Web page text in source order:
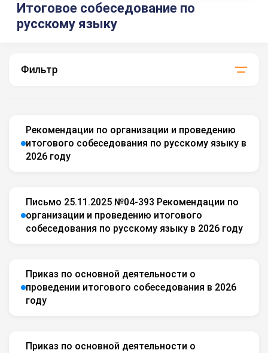
Итоговое собеседование по
русскому языку
Фильтр
Рекомендации по организации и проведению
итогового собеседования по русскому языку в
2026 году
Письмо 25.11.2025 №04-393 Рекомендации по
организации и проведению итогового
собеседования по русскому языку в 2026 году
Приказ по основной деятельности о
проведении итогового собеседования в 2026
году
Приказ по основной деятельности о